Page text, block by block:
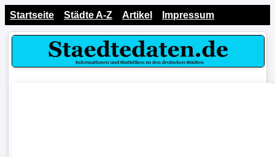
Startseite Städte A-Z Artikel Impressum